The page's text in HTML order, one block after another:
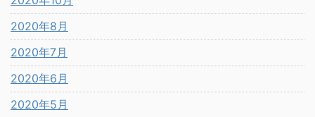
2020年8月
2020年7月
2020年6月
2020年5月